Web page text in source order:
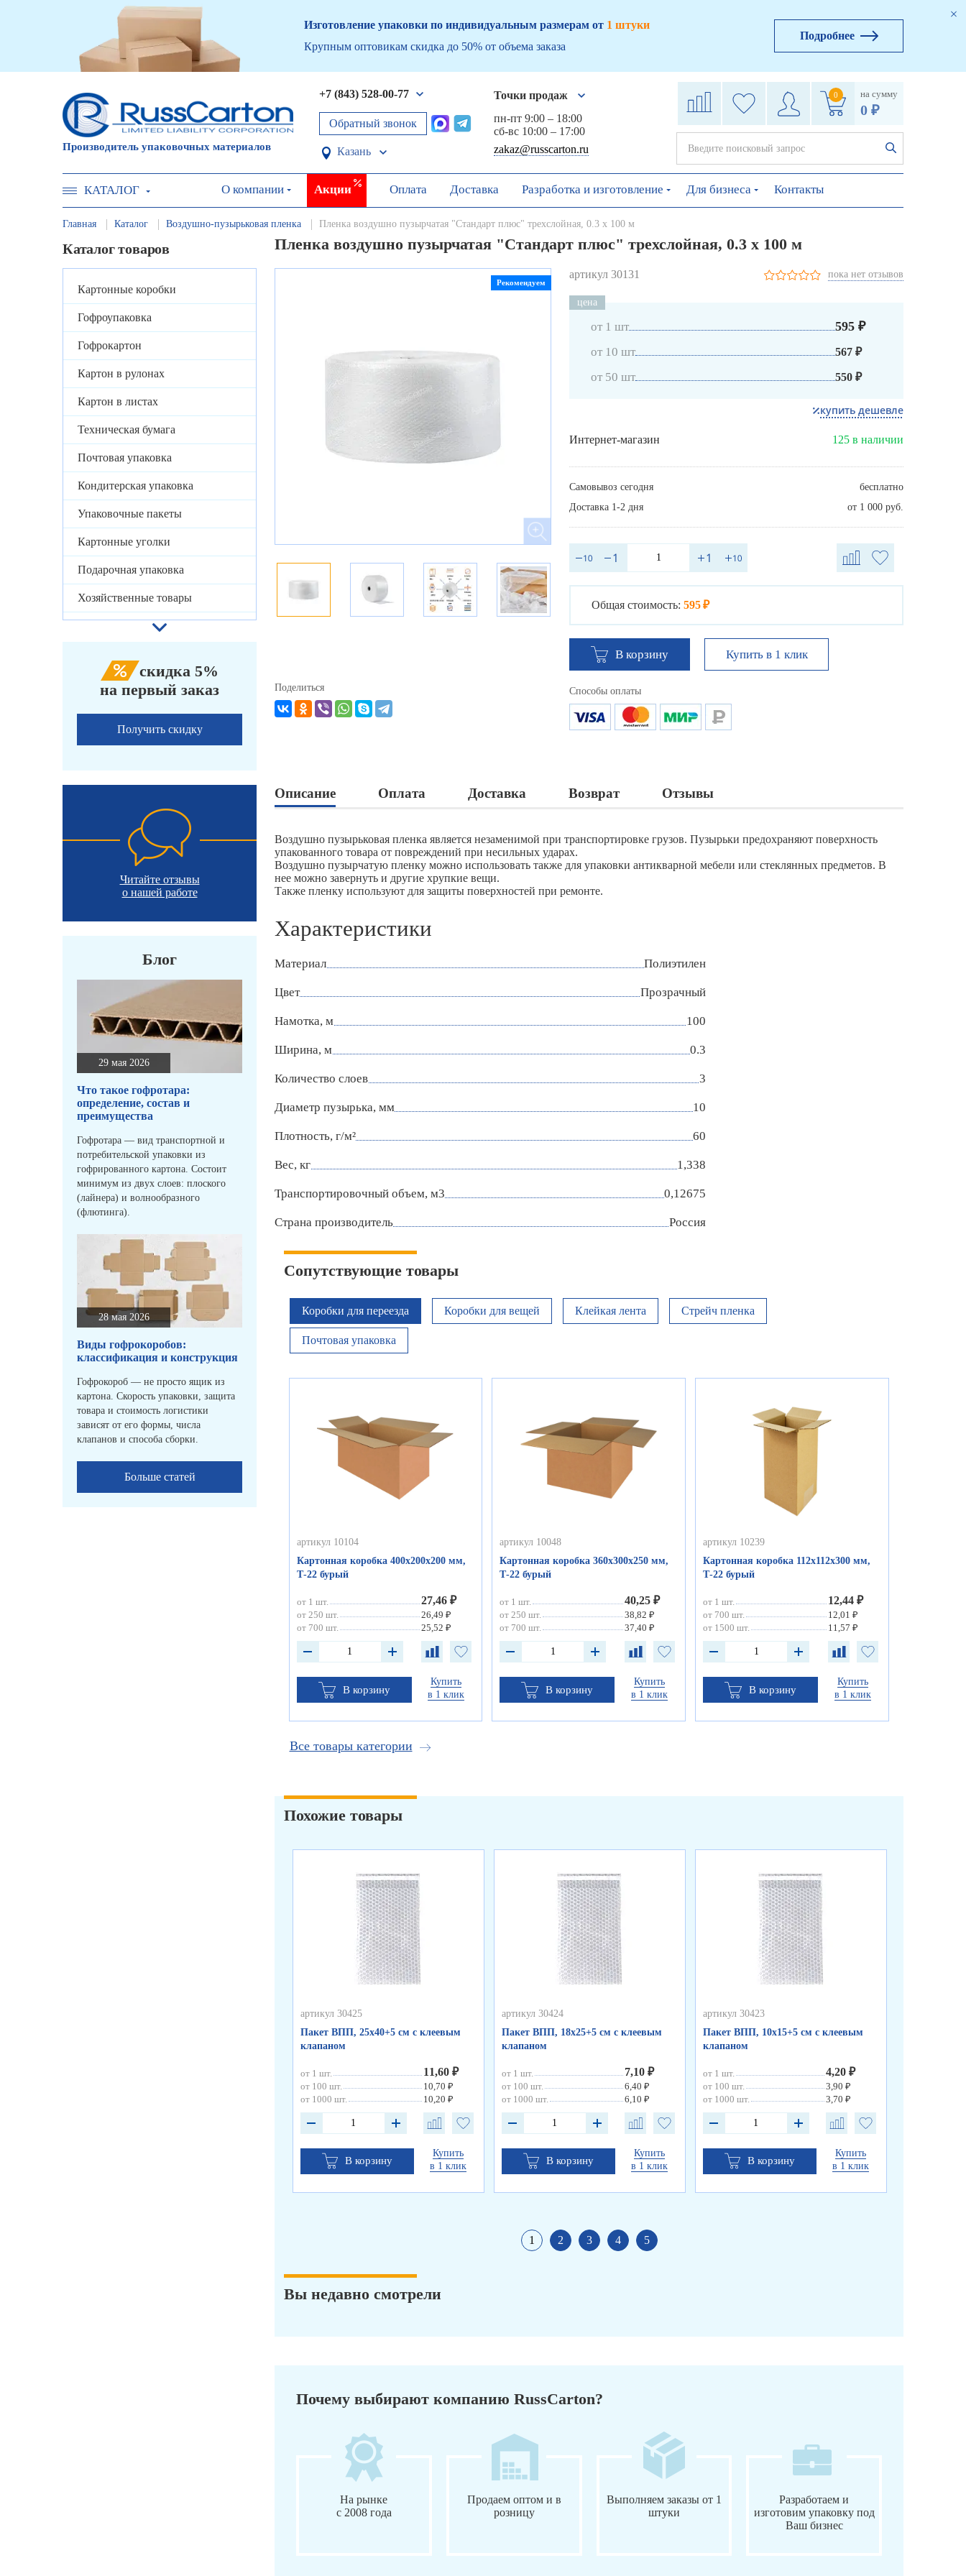
Изготовление упаковки по индивидуальным размерам от 1 штуки
Крупным оптовикам скидка до 50% от объема заказа
Подробнее
Производитель упаковочных материалов
+7 (843) 528-00-77
Обратный звонок
Казань
Точки продаж
пн-пт 9:00 – 18:00
сб-вс 10:00 – 17:00
zakaz@russcarton.ru
0 на сумму
0 ₽
КАТАЛОГ О компании Акции Оплата Доставка Разработка и изготовление Для бизнеса Контакты
Главная Каталог Воздушно-пузырьковая пленка Пленка воздушно пузырчатая "Стандарт плюс" трехслойная, 0.3 х 100 м
Каталог товаров
Картонные коробки
Гофроупаковка
Гофрокартон
Картон в рулонах
Картон в листах
Техническая бумага
Почтовая упаковка
Кондитерская упаковка
Упаковочные пакеты
Картонные уголки
Подарочная упаковка
Хозяйственные товары
скидка 5%
на первый заказ
Получить скидку
Читайте отзывы
о нашей работе
Блог
29 мая 2026
Что такое гофротара:
определение, состав и
преимущества
Гофротара — вид транспортной и
потребительской упаковки из
гофрированного картона. Состоит
минимум из двух слоев: плоского
(лайнера) и волнообразного
(флютинга).
28 мая 2026
Виды гофрокоробов:
классификация и конструкция
Гофрокороб — не просто ящик из
картона. Скорость упаковки, защита
товара и стоимость логистики
зависят от его формы, числа
клапанов и способа сборки.
Больше статей
Пленка воздушно пузырчатая "Стандарт плюс" трехслойная, 0.3 х 100 м
Рекомендуем
артикул 30131 пока нет отзывов
цена
от 1 шт 595 ₽
от 10 шт 567 ₽
от 50 шт 550 ₽
купить дешевле
Интернет-магазин 125 в наличии
Самовывоз сегодня
бесплатно
Доставка 1-2 дня
от 1 000 руб.
Общая стоимость: 595 ₽
В корзину Купить в 1 клик
Поделиться Способы оплаты
Описание Оплата Доставка Возврат Отзывы
Воздушно пузырьковая пленка является незаменимой при транспортировке грузов. Пузырьки предохраняют поверхность
упакованного товара от повреждений при несильных ударах.
Воздушно пузырчатую пленку можно использовать также для упаковки антикварной мебели или стеклянных предметов. В
нее можно завернуть и другие хрупкие вещи.
Также пленку используют для защиты поверхностей при ремонте.
Характеристики
Материал Полиэтилен
Цвет Прозрачный
Намотка, м 100
Ширина, м 0.3
Количество слоев 3
Диаметр пузырька, мм 10
Плотность, г/м² 60
Вес, кг 1,338
Транспортировочный объем, м3 0,12675
Страна производитель Россия
Сопутствующие товары
Коробки для переезда Коробки для вещей Клейкая лента Стрейч пленка
Почтовая упаковка
артикул 10104
Картонная коробка 400х200х200 мм,
Т-22 бурый
от 1 шт. 27,46 ₽
от 250 шт.
26,49 ₽
от 700 шт.
25,52 ₽
В корзину
Купить
в 1 клик
артикул 10048
Картонная коробка 360х300х250 мм,
Т-22 бурый
от 1 шт. 40,25 ₽
от 250 шт.
38,82 ₽
от 700 шт.
37,40 ₽
В корзину
Купить
в 1 клик
артикул 10239
Картонная коробка 112х112х300 мм,
Т-22 бурый
от 1 шт. 12,44 ₽
от 700 шт.
12,01 ₽
от 1500 шт.
11,57 ₽
В корзину
Купить
в 1 клик
Все товары категории
Похожие товары
артикул 30425
Пакет ВПП, 25х40+5 см с клеевым
клапаном
от 1 шт. 11,60 ₽
от 100 шт.
10,70 ₽
от 1000 шт.
10,20 ₽
В корзину
Купить
в 1 клик
артикул 30424
Пакет ВПП, 18х25+5 см с клеевым
клапаном
от 1 шт. 7,10 ₽
от 100 шт.
6,40 ₽
от 1000 шт.
6,10 ₽
В корзину
Купить
в 1 клик
артикул 30423
Пакет ВПП, 10х15+5 см с клеевым
клапаном
от 1 шт. 4,20 ₽
от 100 шт.
3,90 ₽
от 1000 шт.
3,70 ₽
В корзину
Купить
в 1 клик
1 2 3 4 5
Вы недавно смотрели
Почему выбирают компанию RussCarton?
На рынке
с 2008 года
Продаем оптом и в
розницу
Выполняем заказы от 1
штуки
Разработаем и
изготовим упаковку под
Ваш бизнес